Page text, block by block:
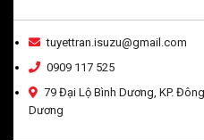
tuyettran.isuzu@gmail.com
0909 117 525
79 Đại Lộ Bình Dương, KP.
Dương